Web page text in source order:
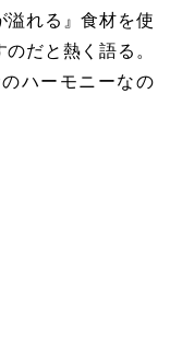
溢れる』食材を使
だと熱く語る。
ハーモニーなの